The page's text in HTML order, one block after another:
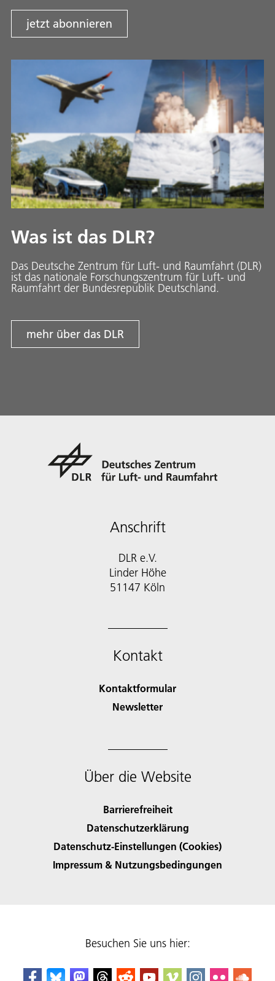
jetzt abonnieren
Was ist das DLR?
Das Deutsche Zentrum für Luft- und Raumfahrt (DLR)
ist das nationale Forschungszentrum für Luft- und
Raumfahrt der Bundesrepublik Deutschland.
mehr über das DLR
Anschrift
DLR e.V.
Linder Höhe
51147 Köln
Kontakt
Kontaktformular
Newsletter
Über die Website
Barrierefreiheit
Datenschutzerklärung
Datenschutz-Einstellungen (Cookies)
Impressum & Nutzungsbedingungen
Besuchen Sie uns hier: